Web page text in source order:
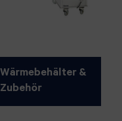
Wärmebehälter &
Zubehör